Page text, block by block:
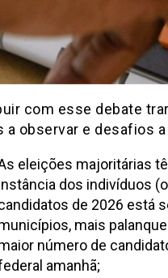
com esse debate
a observar e desafios a
eleições majoritárias
dos indivíduos
de 2026 está
mais
número de
amanhã;